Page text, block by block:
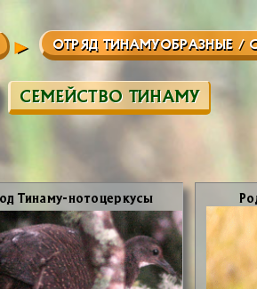
ОТРЯД ТИНАМУОБРАЗНЫЕ /
СЕМЕЙСТВО ТИНАМУ
Ти­на­му-но­то­цер­ку­сы